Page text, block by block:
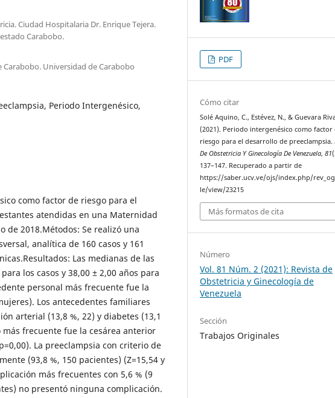
Ciudad Hospitalaria Dr. Enrique Tejera.
Carabobo.
Universidad de Carabobo
Periodo Intergenésico,
como factor de riesgo para el
atendidas en una Maternidad
de 2018.Métodos: Se realizó una
analítica de 160 casos y 161
Las medianas de las
los casos y 38,00 ± 2,00 años para
personal más frecuente fue la
Los antecedentes familiares
arterial (13,8 %, 22) y diabetes (13,1
frecuente fue la cesárea anterior
La preeclampsia con criterio de
(93,8 %, 150 pacientes) (Z=15,54 y
más frecuentes con 5,6 % (9
no presentó ninguna complicación.
PDF
Cómo citar
Solé Aquino, C., Estévez, N., & Guevara
(2021). Periodo intergenésico como factor
riesgo para el desarrollo de preeclampsia.
De Obstetricia Y Ginecología De Venezuela,81
137–147. Recuperado a partir de
https://saber.ucv.ve/ojs/index.php/
le/view/23215
Más formatos de cita
Número
Vol. 81 Núm. 2 (2021): Revista de
Obstetricia y Ginecología de
Venezuela
Sección
Trabajos Originales